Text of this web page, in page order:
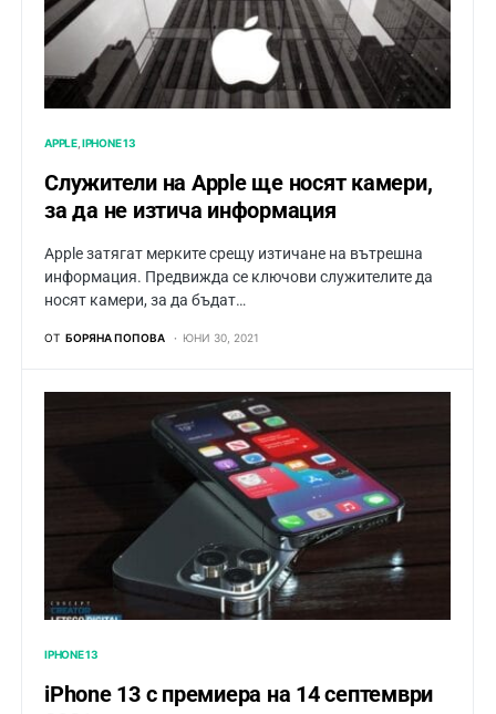
APPLE IPHONE 13
Служители на Apple ще носят камери,
за да не изтича информация
Apple затягат мерките срещу изтичане на вътрешна
информация. Предвижда се ключови служителите да
носят камери, за да бъдат…
ОТ БОРЯНА ПОПОВА ЮНИ 30, 2021
IPHONE 13
iPhone 13 с премиера на 14 септември